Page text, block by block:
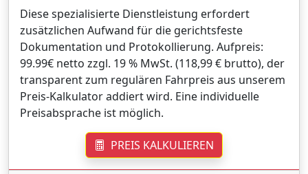
Diese spezialisierte Dienstleistung erfordert
zusätzlichen Aufwand für die gerichtsfeste
Dokumentation und Protokollierung. Aufpreis:
99.99€ netto zzgl. 19 % MwSt. (118,99 € brutto), der
transparent zum regulären Fahrpreis aus unserem
Preis-Kalkulator addiert wird. Eine individuelle
Preisabsprache ist möglich.
PREIS KALKULIEREN